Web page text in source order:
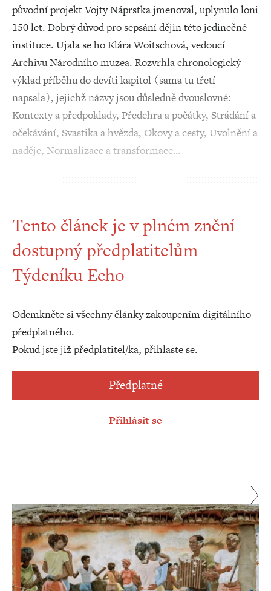
původní projekt Vojty Náprstka jmenoval, uplynulo loni
150 let. Dobrý důvod pro sepsání dějin této jedinečné
instituce. Ujala se ho Klára Woitschová, vedoucí
Archivu Národního muzea. Rozvrhla chronologický
výklad příběhu do devíti kapitol (sama tu třetí
napsala), jejichž názvy jsou důsledně dvouslovné:
Kontexty a předpoklady, Předehra a počátky, Strádání a
očekávání, Svastika a hvězda, Okovy a cesty, Uvolnění a
naděje, Normalizace a transformace…
Tento článek je v plném znění
dostupný předplatitelům
Týdeníku Echo
Odemkněte si všechny články zakoupením digitálního
předplatného.
Pokud jste již předplatitel/ka, přihlaste se.
Předplatné
Přihlásit se